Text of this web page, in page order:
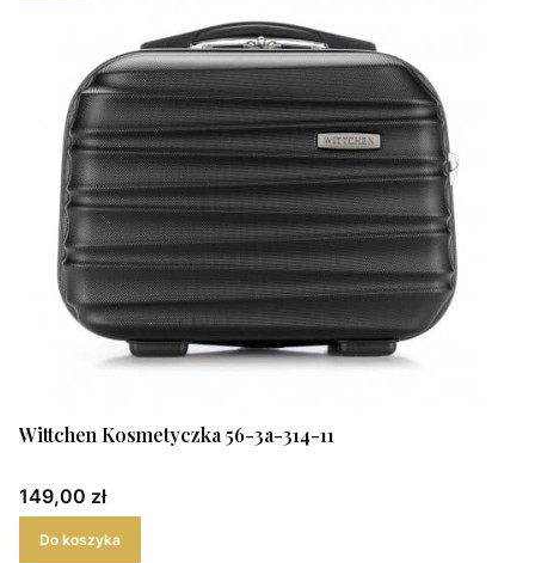
Wittchen Kosmetyczka 56-3a-314-11
Cena
149,00 zł
Do koszyka